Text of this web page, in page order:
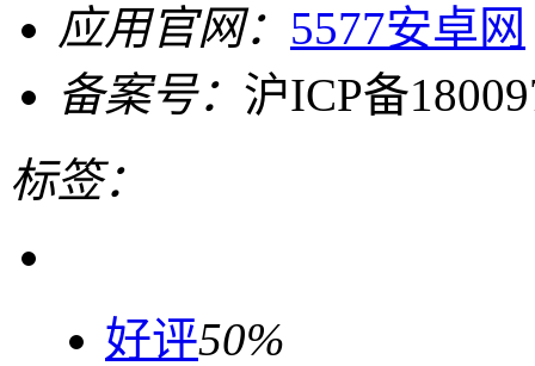
应用官网： 5577安卓网
备案号： 沪ICP备
标签：
好评50%